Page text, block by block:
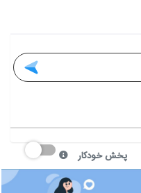
پخش خودکار